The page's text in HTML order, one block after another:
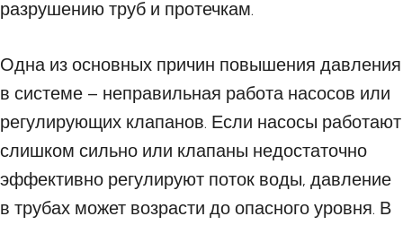
разрушению труб и протечкам.
Одна из основных причин повышения давления
в системе – неправильная работа насосов или
регулирующих клапанов. Если насосы работают
слишком сильно или клапаны недостаточно
эффективно регулируют поток воды, давление
в трубах может возрасти до опасного уровня. В